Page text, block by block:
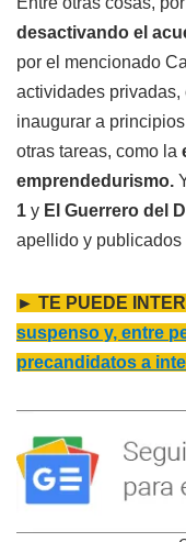
desactivando el
por el mencionado
actividades privadas,
inaugurar a
otras tareas, como la
emprendedurismo.
1 y El Guerrero del
apellido y
► TE PUEDE
suspenso y, entre
precandidatos a